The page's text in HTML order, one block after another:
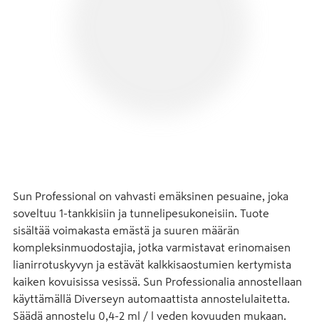
Sun Professional on vahvasti emäksinen pesuaine, joka
soveltuu 1-tankkisiin ja tunnelipesukoneisiin. Tuote
sisältää voimakasta emästä ja suuren määrän
kompleksinmuodostajia, jotka varmistavat erinomaisen
lianirrotuskyvyn ja estävät kalkkisaostumien kertymista
kaiken kovuisissa vesissä. Sun Professionalia annostellaan
käyttämällä Diverseyn automaattista annostelulaitetta.
Säädä annostelu 0,4-2 ml / l veden kovuuden mukaan.